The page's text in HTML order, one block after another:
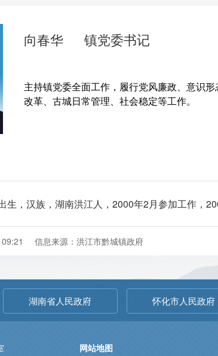
向春华 镇党委书记
主持镇党委全面工作，履行党风廉政、意识
改革、古城日常管理、社会稳定等工作。
生，汉族，湖南洪江人，2000年2月参加工作，
信息来源：洪江市黔城镇政府
湖南省人民政府 怀化市人民政府
网站地图